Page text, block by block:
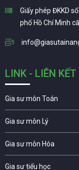
Giấy phép ĐKKD
phố Hồ Chí Minh
LINK - LIÊN KẾT
Gia sư môn Toán
Gia sư môn Lý
Gia sư môn Hóa
Gia sư tiểu học